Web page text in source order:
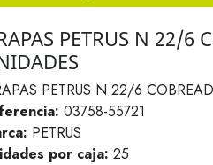
PETRUS N 22/6
PETRUS N 22/6
03758-55721
PETRUS
por caja: 25